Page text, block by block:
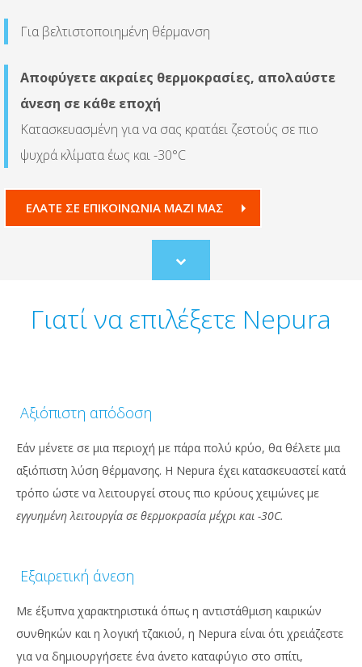
Για βελτιστοποιημένη θέρμανση
Αποφύγετε ακραίες θερμοκρασίες, απολαύστε
άνεση σε κάθε εποχή
Κατασκευασμένη για να σας κρατάει ζεστούς σε πιο
ψυχρά κλίματα έως και -30°C
ΕΛΆΤΕ ΣΕ ΕΠΙΚΟΙΝΩΝΊΑ ΜΑΖΊ ΜΑΣ
Scroll
to
Γιατί να επιλέξετε Nepura
Αξιόπιστη απόδοση
Εάν μένετε σε μια περιοχή με πάρα πολύ κρύο, θα θέλετε μια
αξιόπιστη λύση θέρμανσης. Η Nepura έχει κατασκευαστεί κατά
τρόπο ώστε να λειτουργεί στους πιο κρύους χειμώνες με
εγγυημένη λειτουργία σε θερμοκρασία μέχρι και -30C.
Εξαιρετική άνεση
Με έξυπνα χαρακτηριστικά όπως η αντιστάθμιση καιρικών
συνθηκών και η λογική τζακιού, η Nepura είναι ότι χρειάζεστε
για να δημιουργήσετε ένα άνετο καταφύγιο στο σπίτι,